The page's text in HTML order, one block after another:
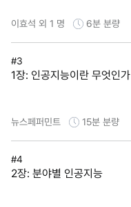
이효석 외 1 명 6분 분량
#3
1장: 인공지능이란 무엇인가
뉴스페퍼민트 15분 분량
#4
2장: 분야별 인공지능